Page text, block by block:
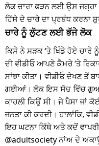
ਲੋਕ ਚਾਰਾ ਫੜਨ ਲਈ ਉਸ
ਹਿੱਸੇ ਦੇ ਚਾਰੇ ਦਾ ਪ੍ਰਬੰਧ ਕਰਨਾ
ਚਾਰੇ ਨੂੰ ਲੁੱਟਣ ਲਈ ਭੱਜੇ ਲੋਕ
ਕਿਸੇ ਨੇ ਸੜਕ ‘ਤੇ ਖਿੰਡੇ ਹੋਏ ਚਾਰੇ
ਦੀ ਵੀਡੀਓ ਆਪਣੇ ਕੈਮਰੇ ‘ਤੇ
ਸਾਂਝਾ ਕੀਤਾ। ਵੀਡੀਓ ਦੇਖਣ ਤੋਂ
ਗਈਆਂ। ਲੋਕ ਇਸ ਸੋਚ ਵਿੱਚ
ਕਾਹਲੀ ਕਿਉਂ ਸੀ। ਜੇ ਪੈਸਾ ਜਾਂ
ਜਨਤਾ ਕੀ ਕਰਦੀ। ਹਾਲਾਂਕਿ,
ਇਹ ਘਟਨਾ ਕਿੱਥੇ ਅਤੇ ਕਦੋਂ
@adultsociety ਨਾਂਅ ਦੇ